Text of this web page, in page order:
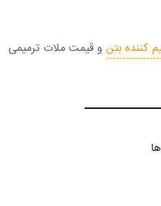
کننده بتنو قیمت ملات ترمیمی